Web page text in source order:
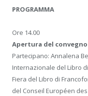
PROGRAMMA
Ore 14.00
Apertura del convegno
Partecipano: Annalena
Internazionale del Libro
Fiera del Libro di
del Conseil Européen